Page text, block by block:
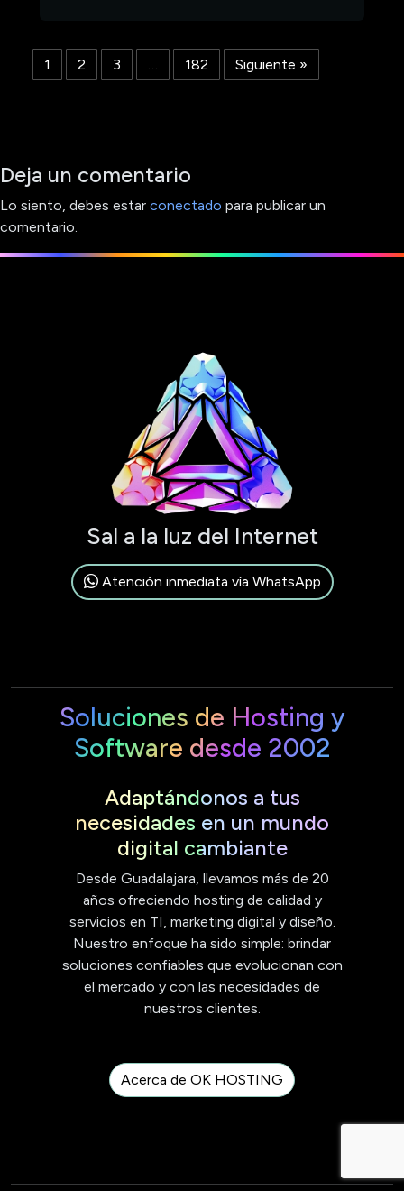
1 2 3 … 182 Siguiente »
Deja un comentario
Lo siento, debes estar conectado para publicar un
comentario.
Sal a la luz del Internet
Atención inmediata vía WhatsApp
Soluciones de Hosting y
Software desde 2002
Adaptándonos a tus
necesidades en un mundo
digital cambiante
Desde Guadalajara, llevamos más de 20
años ofreciendo hosting de calidad y
servicios en TI, marketing digital y diseño.
Nuestro enfoque ha sido simple: brindar
soluciones confiables que evolucionan con
el mercado y con las necesidades de
nuestros clientes.
Acerca de OK HOSTING